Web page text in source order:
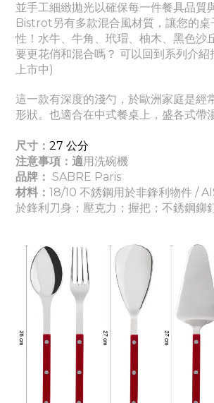
並手工細緻拋光以確保每一件餐具品質
Bistrot另有多款混合風材質，讓您的桌
性！水牛、牛角、玳瑁、柚木、黑色沙
要更花俏和混合嗎？ 可以回到系列介紹
上市中)
這一款有深度的淺勺，於歐洲家庭是經
形狀。也適合在中式餐桌上，盛各式帶
尺寸： 27 公分
注意事項：適用洗碗機
品牌： SABRE Paris
材料： 18/10 不銹鋼用於非鋒利物件 /
於鋒利刀身 ；壓克力 ；握把 ； 不銹鋼鉚